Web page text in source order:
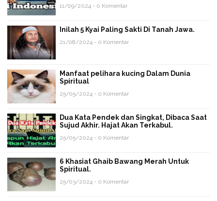
11/09/2024 - 0 Komentar
Inilah 5 Kyai Paling Sakti Di Tanah Jawa.
21/08/2024 - 0 Komentar
Manfaat pelihara kucing Dalam Dunia
Spiritual
25/05/2024 - 0 Komentar
Dua Kata Pendek dan Singkat, Dibaca Saat
Sujud Akhir. Hajat Akan Terkabul.
25/05/2024 - 0 Komentar
6 Khasiat Ghaib Bawang Merah Untuk
Spiritual.
25/03/2024 - 0 Komentar